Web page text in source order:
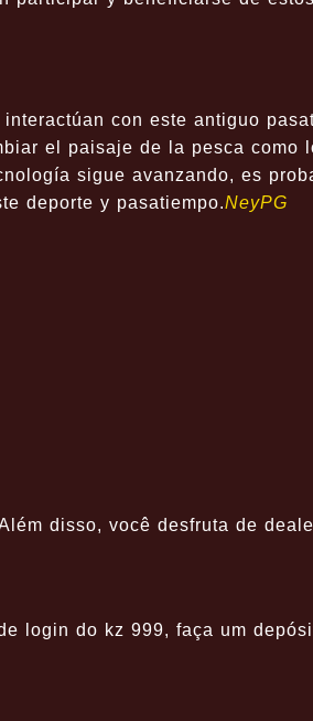
con este antiguo
el paisaje de la pesca como
sigue avanzando, es
deporte y pasatiempo.NeyPG
disso, você desfruta de
login do kz 999, faça um